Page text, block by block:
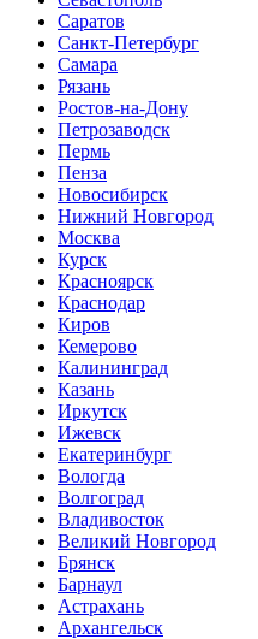
Саратов
Санкт-Петербург
Самара
Рязань
Ростов-на-Дону
Петрозаводск
Пермь
Пенза
Новосибирск
Нижний Новгород
Москва
Курск
Красноярск
Краснодар
Киров
Кемерово
Калининград
Казань
Иркутск
Ижевск
Екатеринбург
Вологда
Волгоград
Владивосток
Великий Новгород
Брянск
Барнаул
Астрахань
Архангельск